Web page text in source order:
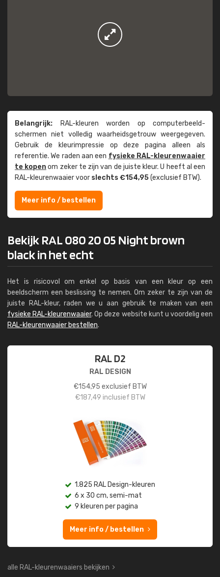
Belangrijk: RAL-kleuren worden op computer­beeld­
schermen niet volledig waarheids­­getrouw weer­gegeven.
Gebruik de kleur­impressie op deze pagina alleen als
referentie. We raden aan een fysieke RAL-kleuren­waaier
te kopenom zeker te zijn van de juiste kleur. U heeft al een
RAL-kleuren­waaier voor slechts €154,95(exclusief BTW).
Meer info / bestellen
Bekijk RAL 080 20 05 Night brown
black in het echt
Het is risicovol om enkel op basis van een kleur op een
beeldscherm een beslissing te nemen. Om zeker te zijn van de
juiste RAL-kleur, raden we u aan gebruik te maken van een
fysieke RAL-kleurenwaaier. Op deze website kunt u voordelig een
RAL-kleurenwaaier bestellen.
RAL D2
RAL DESIGN
€154,95 exclusief BTW
€187,49 inclusief BTW
1.825 RAL Design-kleuren
6 x 30 cm, semi-mat
9 kleuren per pagina
Meer info / bestellen
alle RAL-kleurenwaaiers bekijken